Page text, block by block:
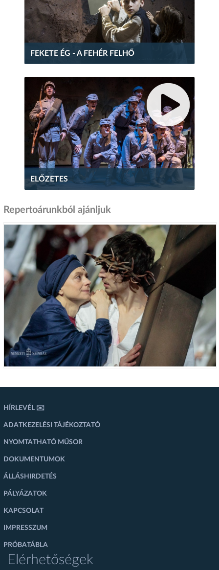
FEKETE ÉG - A FEHÉR FELHŐ
ELŐZETES
Repertoárunkból ajánljuk
HÍRLEVÉL ✉️
ADATKEZELÉSI TÁJÉKOZTATÓ
NYOMTATHATÓ MŰSOR
DOKUMENTUMOK
ÁLLÁSHIRDETÉS
PÁLYÁZATOK
KAPCSOLAT
IMPRESSZUM
PRÓBATÁBLA
Elérhetőségek